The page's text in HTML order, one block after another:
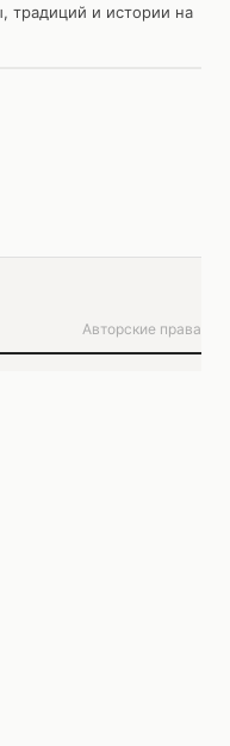
традиций и истории на
Авторские права